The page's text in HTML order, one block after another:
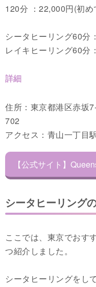
120分 ：22,000円(初
シータヒーリング60
レイキヒーリング60分
詳細
住所：東京都港区赤坂
702
アクセス：青山一丁目
【公式サイト】
シータヒーリング
ここでは、東京でおす
つ紹介しました。
シータヒーリングをし